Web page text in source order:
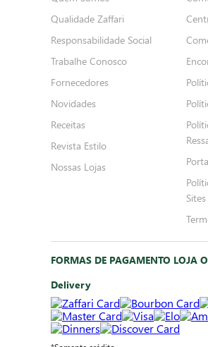
Qualidade Zaffari
Responsabilidade Social
Trabalhe Conosco
Fornecedores
Novidades
Receitas
Revista Estilo
Nossas Lojas
Sites
FORMAS DE PAGAMENTO LOJA
Delivery